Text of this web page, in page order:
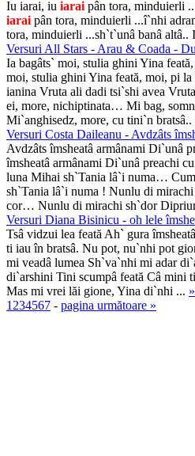
Iu iarai, iu iarai pân tora, minduierli
iarai pân tora, minduierli ...î`nhi
tora, minduierli ...sh`t`unâ banâ altâ..
Versuri All Stars - Arau & Coada -
Ia bagâts` moi, stulia ghini Yina
moi, stulia ghini Yina feată, moi, pi
ianina Vruta ali dadi tsi`shi avea
ei, more, nichiptinata… Mi bag,
Mi`anghisedz, more, cu tini`n
Versuri Costa Daileanu - Avdzâts
Avdzâts îmsheatâ armânami Di`unâ
îmsheatâ armânami Di`unâ preachi
luna Mihai sh`Tania lâ`i numa…
sh`Tania lâ`i numa ! Nunlu di
cor… Nunlu di mirachi sh`dor
Versuri Diana Bisinicu - oh lele
Tsâ vidzui lea feată Ah` gura
ti iau în bratsâ. Nu pot, nu`nhi pot
mi veadâ lumea Sh`va`nhi mi adar
di`arshini Tini scumpâ feată Câ mini
Mas mi vrei lăi gione, Yina di`nhi ...
1 234567 - pagina următoare »